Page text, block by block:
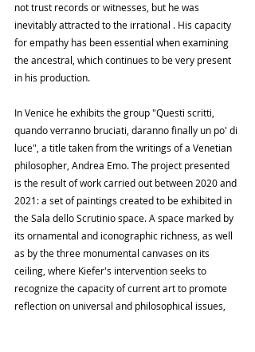
not trust records or witnesses, but he was
inevitably attracted to the irrational . His capacity
for empathy has been essential when examining
the ancestral, which continues to be very present
in his production.
In Venice he exhibits the group "Questi scritti,
quando verranno bruciati, daranno finally un po' di
luce", a title taken from the writings of a Venetian
philosopher, Andrea Emo. The project presented
is the result of work carried out between 2020 and
2021: a set of paintings created to be exhibited in
the Sala dello Scrutinio space. A space marked by
its ornamental and iconographic richness, as well
as by the three monumental canvases on its
ceiling, where Kiefer's intervention seeks to
recognize the capacity of current art to promote
reflection on universal and philosophical issues,